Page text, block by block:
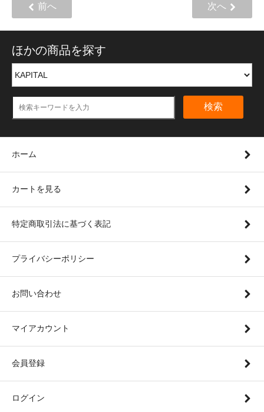
前へ 次へ
ほかの商品を探す
検索
ホーム
カートを見る
特定商取引法に基づく表記
プライバシーポリシー
お問い合わせ
マイアカウント
会員登録
ログイン